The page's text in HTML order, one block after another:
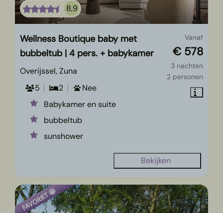
8,9
Vanaf
€ 578
3 nachten
2 personen
Wellness Boutique baby met
bubbeltub | 4 pers. + babykamer
Overijssel, Zuna
5
2
Nee
Babykamer en suite
bubbeltub
sunshower
Bekijken
FAVORIET 🤩